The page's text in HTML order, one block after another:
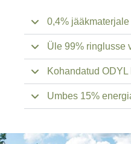
0,4% jääkmaterjale
Üle 99% ringlusse
Kohandatud ODYL
Umbes 15%